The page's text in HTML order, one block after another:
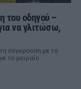
του οδηγού –
να γλιτώσω,
σύγκρουση με το
το μοιραίο